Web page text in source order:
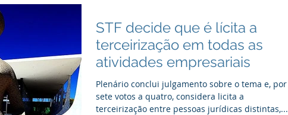
STF decide que é lícita a
terceirização em todas as
atividades empresariais
Plenário conclui julgamento sobre o tema e, por
sete votos a quatro, considera licita a
terceirização entre pessoas jurídicas distintas,...